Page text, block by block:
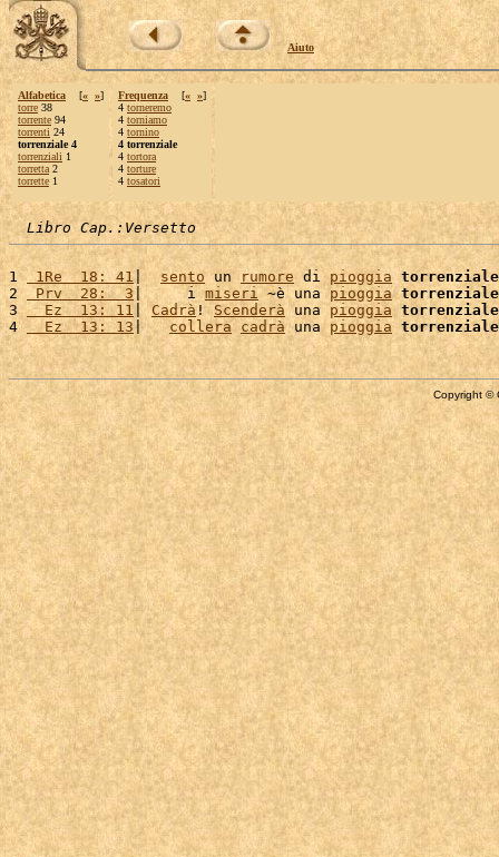
Aiuto
Alfabetica [« »]
torre 38
torrente 94
torrenti 24
torrenziale 4
torrenziali 1
torretta 2
torrette 1
Frequenza [« »]
4 torneremo
4 torniamo
4 tornino
4 torrenziale
4 tortora
4 torture
4 tosatori
Libro Cap.:Versetto
1 1Re  18: 41| sento un rumore di pioggia torrenziale
2
Prv  28:  3 |     i miseri ~è una pioggia torrenziale
3
  Ez  13: 11
| Cadrà ! Scenderà una pioggia torrenziale
4
  Ez  13: 13
| collera cadrà una pioggia torrenziale
Copyright ©